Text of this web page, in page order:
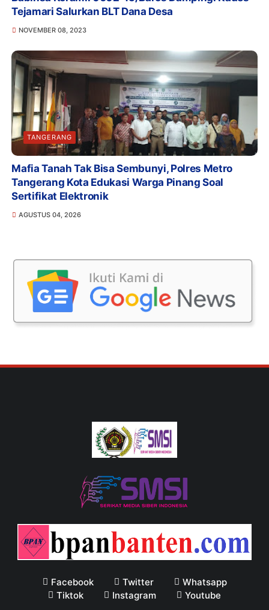
Tejamari Salurkan BLT Dana Desa
NOVEMBER 08, 2023
TANGERANG
Mafia Tanah Tak Bisa Sembunyi, Polres Metro
Tangerang Kota Edukasi Warga Pinang Soal
Sertifikat Elektronik
AGUSTUS 04, 2026
Facebook Twitter
Whatsapp
Tiktok
Instagram Youtube